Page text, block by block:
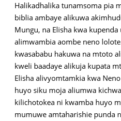
Halikadhalika tunamsoma pia
biblia ambaye alikuwa
Mungu, na Elisha kwa
alimwambia aombe neno
kwasababu hakuwa na mtoto
kweli baadaye alikuja kupata
Elisha alivyomtamkia kwa
huyo siku moja aliumwa
kilichotokea ni kwamba huyo
mumuwe amtaharishie punda